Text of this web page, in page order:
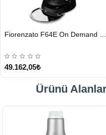
GÖNDERİ
49.162,05₺
Ürünü